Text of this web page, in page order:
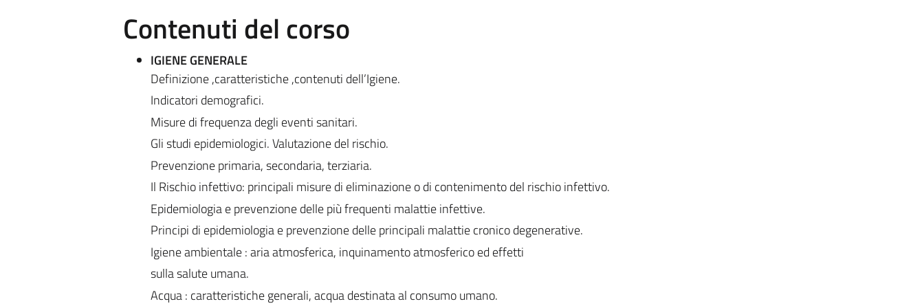
Contenuti del corso
IGIENE GENERALE
Definizione ,caratteristiche ,contenuti dell’Igiene.
Indicatori demografici.
Misure di frequenza degli eventi sanitari.
Gli studi epidemiologici. Valutazione del rischio.
Prevenzione primaria, secondaria, terziaria.
Il Rischio infettivo: principali misure di eliminazione o di contenimento del rischio infettivo.
Epidemiologia e prevenzione delle più frequenti malattie infettive.
Principi di epidemiologia e prevenzione delle principali malattie cronico degenerative.
Igiene ambientale : aria atmosferica, inquinamento atmosferico ed effetti
sulla salute umana.
Acqua : caratteristiche generali, acqua destinata al consumo umano.